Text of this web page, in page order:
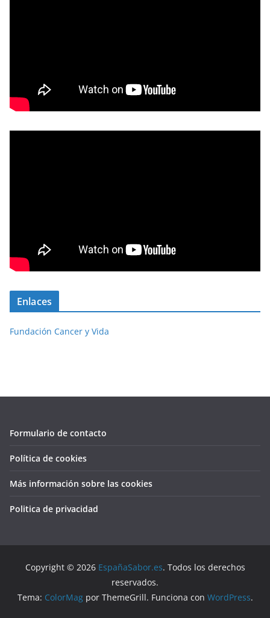
Enlaces
Fundación Cancer y Vida
Formulario de contacto
Política de cookies
Más información sobre las cookies
Politica de privacidad
Copyright © 2026 EspañaSabor.es. Todos los derechos
reservados.
Tema: ColorMagpor ThemeGrill. Funciona con WordPress.